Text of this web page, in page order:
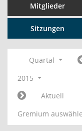
Mitglieder
Sitzungen
Quartal
2015
Aktuell
Gremium